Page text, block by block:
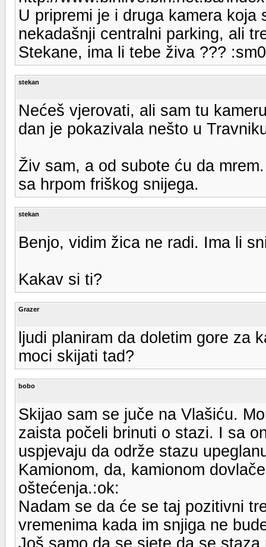
U pripremi je i druga kamera
nekadašnji centralni parking, ali
Stekane, ima li tebe živa ???
stekan
Nećeš vjerovati, ali sam tu
dan je pokazivala nešto u
Živ sam, a od subote ću da
sa hrpom friškog snijega.
stekan
Benjo, vidim žica ne radi. Ima li
Kakav si ti?
Grazer
ljudi planiram da doletim gore za
moci skijati tad?
bobo
Skijao sam se juče na Vlašiću.
zaista počeli brinuti o stazi. I sa
uspjevaju da održe stazu
Kamionom, da, kamionom
oštećenja.:ok:
Nadam se da će se taj pozitivni
vremenima kada im snjiga ne
Još samo da se sjete da se